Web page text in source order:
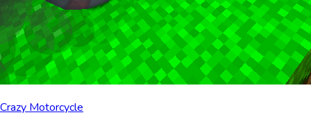
Crazy Motorcycle